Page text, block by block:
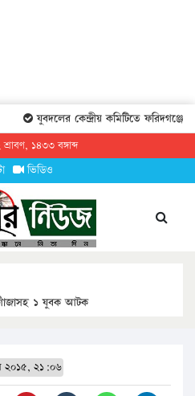
যুবদলের কেন্দ্রীয় কমিটিতে ফরিদগঞ্জের
১৪৩৩ বঙ্গাব্দ
ভিডিও
১ যুবক আটক
২০১৫, ২১:০৬